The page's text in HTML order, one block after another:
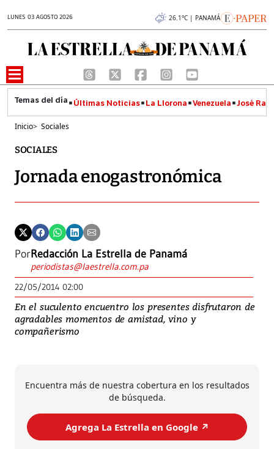
LUNES 03 AGOSTO 2026 26.1°C | PANAMÁ
Últimas Noticias La Llorona Venezuela José
Inicio> Sociales
SOCIALES
Jornada enogastronómica
PorRedacción La Estrella de Panamá
periodistas@laestrella.com.pa
22/05/2014 02:00
En el suculento encuentro los presentes disfrutaron de
agradables momentos de amistad, vino y
compañerismo
Encuentra más de nuestra cobertura en los resultados
de búsqueda.
Agrega La Estrella en Google ↗️